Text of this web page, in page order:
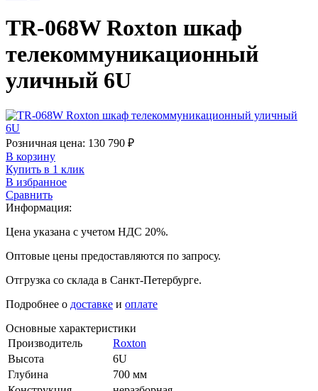
TR-068W Roxton шкаф
телекоммуникационный
уличный 6U
Розничная цена: 130 790 ₽
В корзину
Купить в 1 клик
В избранное
Сравнить
Информация:
Цена указана с учетом НДС 20%.
Оптовые цены предоставляются по запросу.
Отгрузка со склада в Санкт-Петербурге.
Подробнее о доставке и оплате
Основные характеристики
Производитель
Roxton
Высота
6U
Глубина
700 мм